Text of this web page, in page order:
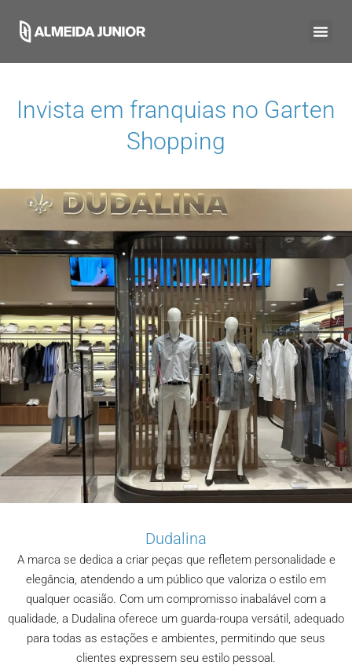
Invista em franquias no Garten
Shopping
Dudalina
A marca se dedica a criar peças que refletem personalidade e
elegância, atendendo a um público que valoriza o estilo em
qualquer ocasião. Com um compromisso inabalável com a
qualidade, a Dudalina oferece um guarda-roupa versátil, adequado
para todas as estações e ambientes, permitindo que seus
clientes expressem seu estilo pessoal.